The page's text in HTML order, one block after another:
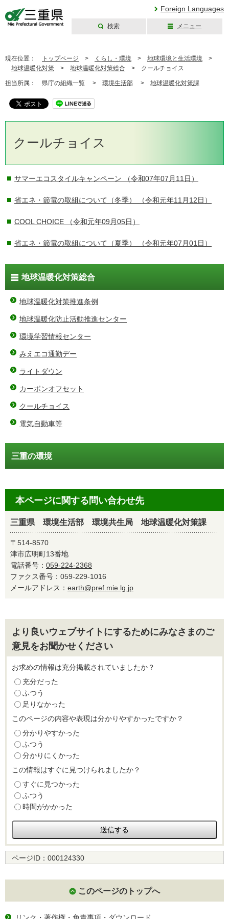
Foreign Languages
検索 メニュー
現在位置： トップページ > くらし・環境 > 地球環境と生活環境 >
地球温暖化対策 > 地球温暖化対策総合 > クールチョイス
担当所属： 県庁の組織一覧 > 環境生活部 > 地球温暖化対策課
クールチョイス
サマーエコスタイルキャンペーン （令和07年07月11日）
省エネ・節電の取組について（冬季） （令和元年11月12日）
COOL CHOICE （令和元年09月05日）
省エネ・節電の取組について（夏季） （令和元年07月01日）
地球温暖化対策総合
地球温暖化対策推進条例
地球温暖化防止活動推進センター
環境学習情報センター
みえエコ通勤デー
ライトダウン
カーボンオフセット
クールチョイス
電気自動車等
三重の環境
本ページに関する問い合わせ先
三重県 環境生活部 環境共生局 地球温暖化対策課
〒514-8570
津市広明町13番地
電話番号： 059-224-2368
ファクス番号：059-229-1016
メールアドレス： earth@pref.mie.lg.jp
より良いウェブサイトにするためにみなさまのご
意見をお聞かせください
お求めの情報は充分掲載されていましたか？
充分だった
ふつう
足りなかった
このページの内容や表現は分かりやすかったですか？
分かりやすかった
ふつう
分かりにくかった
この情報はすぐに見つけられましたか？
すぐに見つかった
ふつう
時間がかかった
ページID： 000124330
このページのトップへ